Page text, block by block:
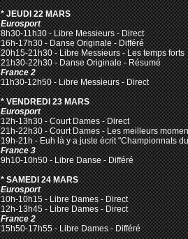
* JEUDI 22 MARS
Eurosport
8h30-11h30 - Libre Messieurs - Direct
16h-17h30 - Danse Originale - Différé
20h15-21h30 - Libre Messieurs - Les temps forts
21h30-22h30 - Danse Originale - Résumé
France 2
11h30-12h50 - Libre Messieurs - Direct
* VENDREDI 23 MARS
Eurosport
12h-13h30 - Court Dames - Direct
21h-22h30 - Court Dames - Les meilleurs
19h-21h - Euh là y a juste écrit "Championnats
France 3
9h10-10h50 - Libre Danse - Différé
* SAMEDI 24 MARS
Eurosport
10h-10h15 - Libre Dames - Direct
12h-13h45 - Libre Dames - Direct
France 2
15h50-17h55 - Libre Dames - Différé